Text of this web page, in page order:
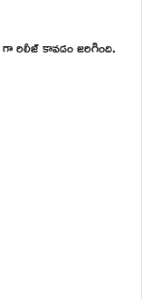
రిలీజ్ కావడం జరిగింది.